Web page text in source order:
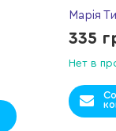
Марія
335
Нет в